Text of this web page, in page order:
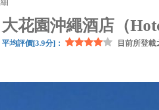
大花園沖繩酒店（
平均評價[3.9分]：
目前所登載